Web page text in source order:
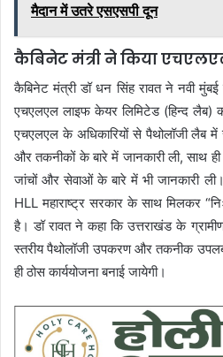
मैदान में उतरे एसएसपी दून
कैबिनेट मंत्री ने किया
कैबिनेट मंत्री डॉ धन सिंह रावत ने नवी
एचएलएल लाइफ केयर लिमिटेड (हिन्द लैब)
एचएलएल के अधिकारियों से पैथोलॉजी लैब में
और तकनीकों के बारे में जानकारी ली, साथ ही
जांचों और सेवाओं के बारे में भी जानकारी
HLL महाराष्ट्र सरकार के साथ मिलकर
है। डॉ रावत ने कहा कि उत्तराखंड के
स्तरीय पैथोलॉजी उपकरण और तकनीक
ही ठोस कार्ययोजना बनाई जायेगी।